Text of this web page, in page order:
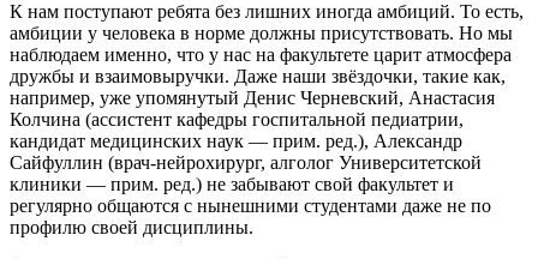
К нам поступают ребята без лишних иногда амбиций. То есть,
амбиции у человека в норме должны присутствовать. Но мы
наблюдаем именно, что у нас на факультете царит атмосфера
дружбы и взаимовыручки. Даже наши звёздочки, такие как,
например, уже упомянутый Денис Черневский, Анастасия
Колчина (ассистент кафедры госпитальной педиатрии,
кандидат медицинских наук — прим. ред.), Александр
Сайфуллин (врач-нейрохирург, алголог Университетской
клиники — прим. ред.) не забывают свой факультет и
регулярно общаются с нынешними студентами даже не по
профилю своей дисциплины.